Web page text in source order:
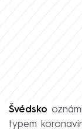
Švédsko
typem